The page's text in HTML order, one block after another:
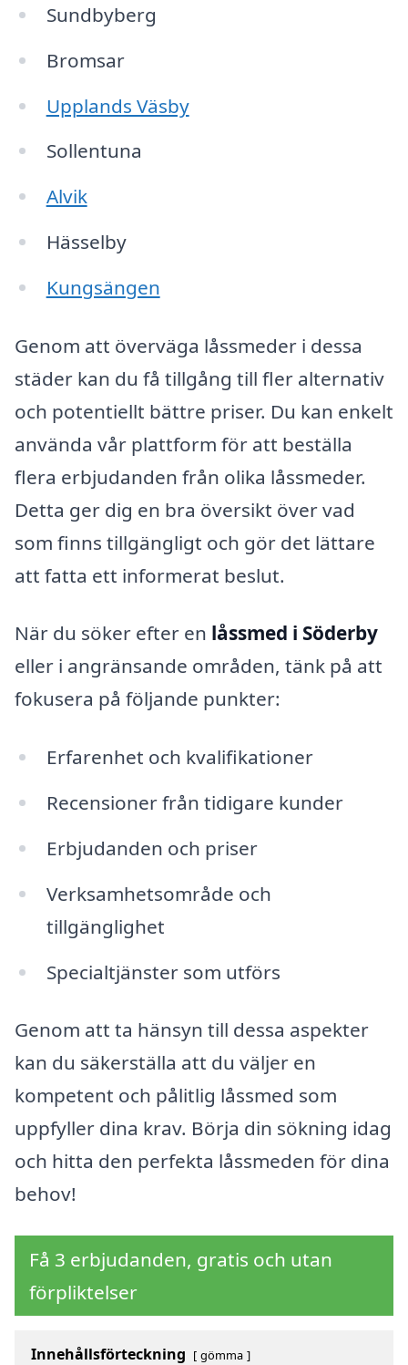
Sundbyberg
Bromsar
Upplands Väsby
Sollentuna
Alvik
Hässelby
Kungsängen
Genom att överväga låssmeder i dessa
städer kan du få tillgång till fler alternativ
och potentiellt bättre priser. Du kan enkelt
använda vår plattform för att beställa
flera erbjudanden från olika låssmeder.
Detta ger dig en bra översikt över vad
som finns tillgängligt och gör det lättare
att fatta ett informerat beslut.
När du söker efter en låssmed i Söderby
eller i angränsande områden, tänk på att
fokusera på följande punkter:
Erfarenhet och kvalifikationer
Recensioner från tidigare kunder
Erbjudanden och priser
Verksamhetsområde och
tillgänglighet
Specialtjänster som utförs
Genom att ta hänsyn till dessa aspekter
kan du säkerställa att du väljer en
kompetent och pålitlig låssmed som
uppfyller dina krav. Börja din sökning idag
och hitta den perfekta låssmeden för dina
behov!
Få 3 erbjudanden, gratis och utan
förpliktelser
Innehållsförteckning gömma